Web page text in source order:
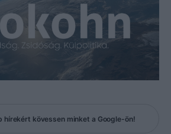
hírekért kövessen minket a Google-ön!